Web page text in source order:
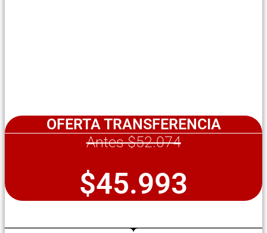
OFERTA TRANSFERENCIA
Antes $52.074
$45.993